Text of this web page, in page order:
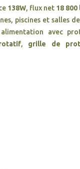
138W, flux net 18 800
piscines et salles
avec
, grille de